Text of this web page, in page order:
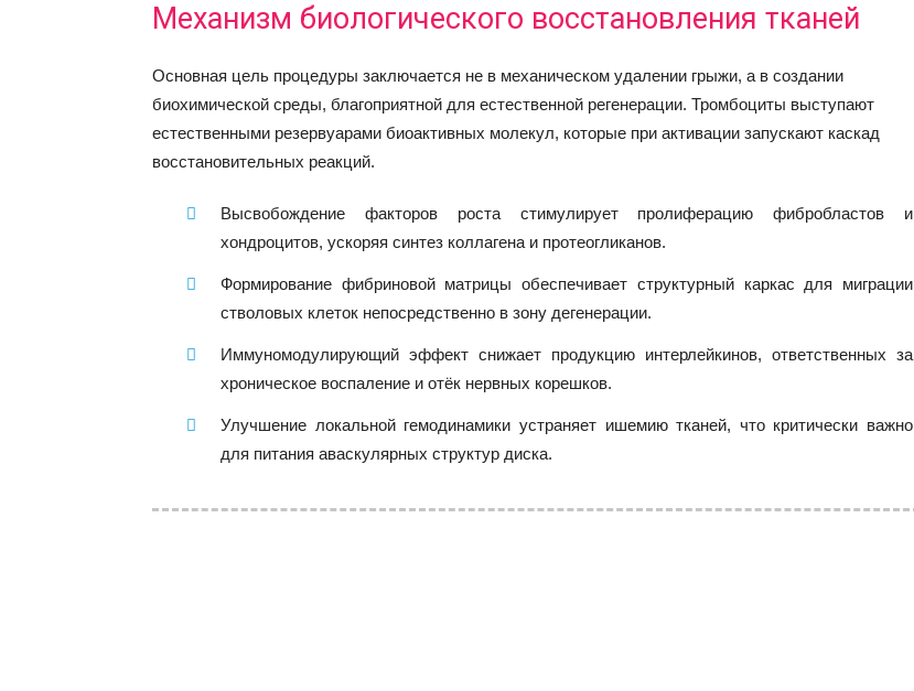
Механизм биологического восстановления тканей
Основная цель процедуры заключается не в механическом удалении грыжи, а в создании
биохимической среды, благоприятной для естественной регенерации. Тромбоциты выступают
естественными резервуарами биоактивных молекул, которые при активации запускают каскад
восстановительных реакций.
Высвобождение факторов роста стимулирует пролиферацию фибробластов и
хондроцитов, ускоряя синтез коллагена и протеогликанов.
Формирование фибриновой матрицы обеспечивает структурный каркас для миграции
стволовых клеток непосредственно в зону дегенерации.
Иммуномодулирующий эффект снижает продукцию интерлейкинов, ответственных за
хроническое воспаление и отёк нервных корешков.
Улучшение локальной гемодинамики устраняет ишемию тканей, что критически важно
для питания аваскулярных структур диска.